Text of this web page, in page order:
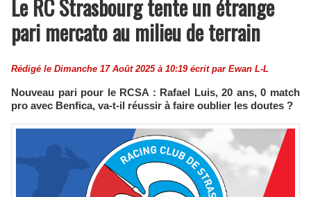
Le RC Strasbourg tente un étrange
pari mercato au milieu de terrain
Rédigé le Dimanche 17 Août 2025 à 10:19 écrit par Ewan L-L
Nouveau pari pour le RCSA : Rafael Luis, 20 ans, 0 match
pro avec Benfica, va-t-il réussir à faire oublier les doutes ?